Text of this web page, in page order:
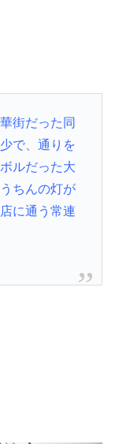
街だった同
で、通りを
ルだった大
ちんの灯が
に通う常連